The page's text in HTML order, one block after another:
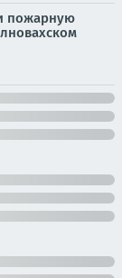
пожарную